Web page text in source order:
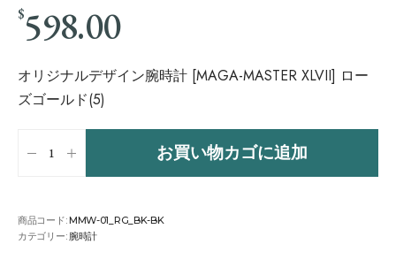
$598.00
オリジナルデザイン腕時計 [MAGA-MASTER XLVII] ロー
ズゴールド(5)
お買い物カゴに追加
商品コード:MMW-01_RG_BK-BK
カテゴリー: 腕時計